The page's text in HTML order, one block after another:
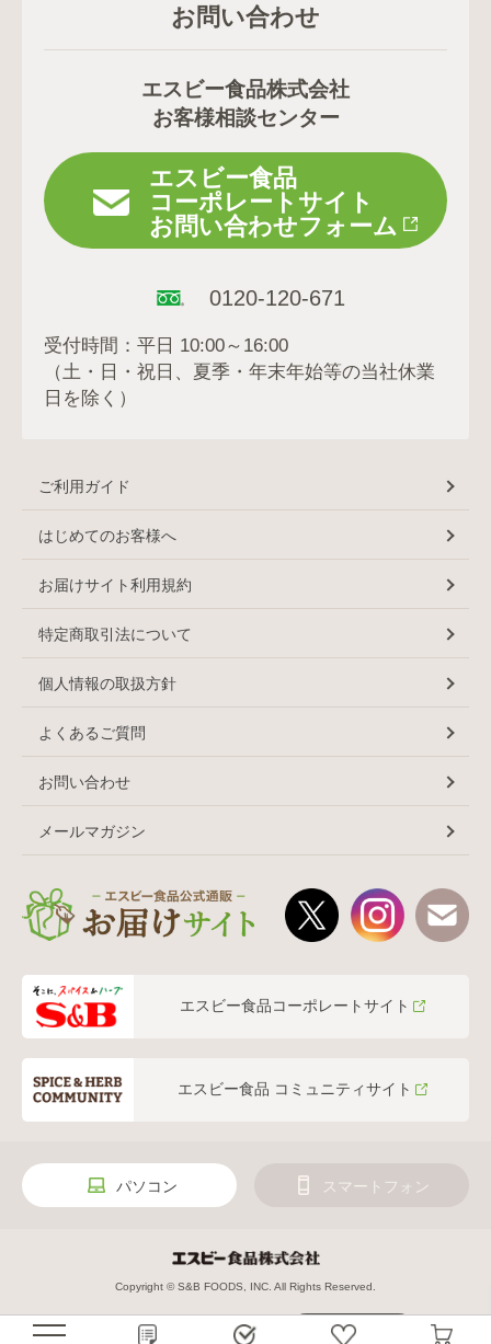
絞り込み
お問い合わせ
エスビー食品株式会社
お客様相談センター
エスビー食品
コーポレートサイト
お問い合わせフォーム
0120-120-671
受付時間：平日 10:00～16:00
（土・日・祝日、夏季・年末年始等の当社休業
日を除く）
ご利用ガイド
はじめてのお客様へ
お届けサイト利用規約
特定商取引法について
個人情報の取扱方針
よくあるご質問
お問い合わせ
メールマガジン
エスビー食品コーポレートサイト
エスビー食品 コミュニティサイト
パソコン スマートフォン
Copyright © S&B FOODS, INC. All Rights Reserved.